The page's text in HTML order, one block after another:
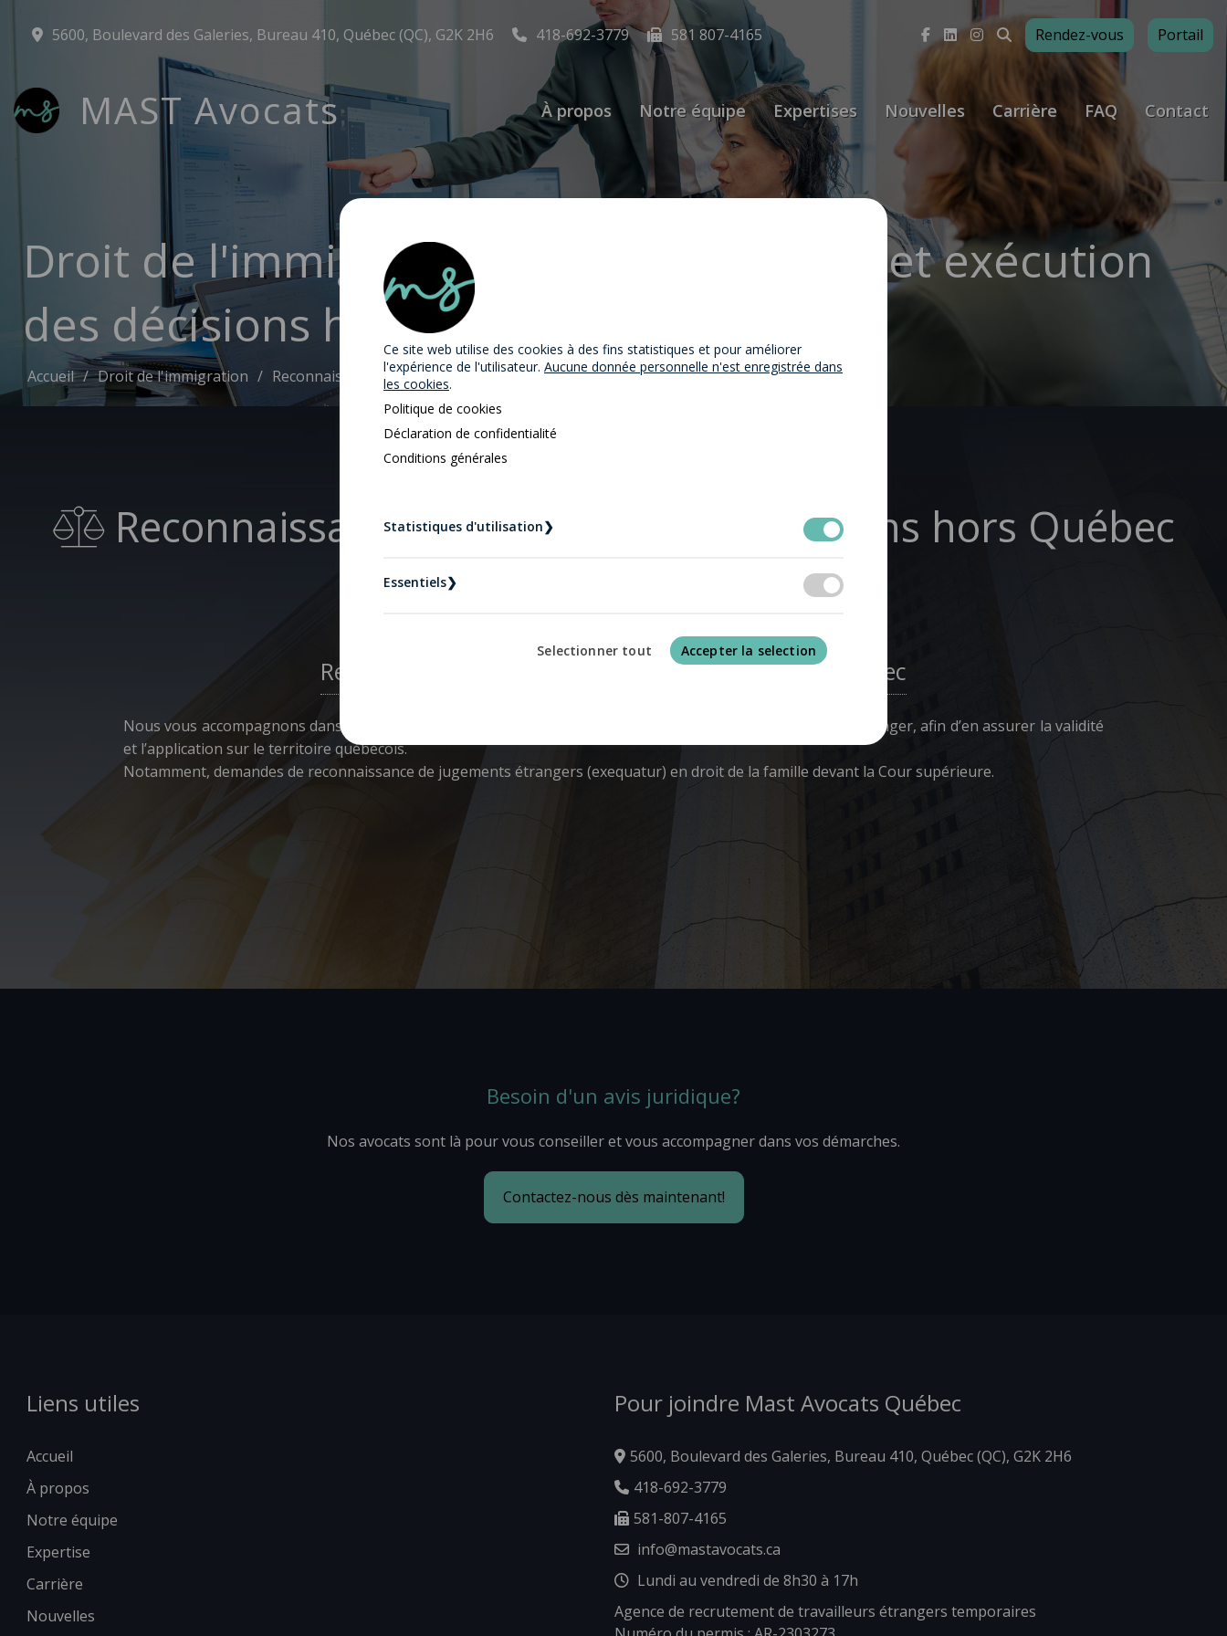
5600, Boulevard des Galeries, Bureau 410, Québec (QC), G2K 2H6 418-692-3779 581 807-4165 Rendez-vous Portail
MAST Avocats À propos Notre équipe Expertises Nouvelles Carrière FAQ Contact
Droit de l'immigration | Reconnaissance et exécution
des décisions hors Québec
Accueil Droit de l'immigration Reconnaissance et exécution des décisions hors Québec
Reconnaissance et exécution des décisions hors Québec
Reconnaissance et exécution des décisions hors Québec
Nous vous accompagnons dans la reconnaissance et l’exécution de jugements rendus hors Québec ou à l’étranger, afin d’en assurer la validité
et l’application sur le territoire québécois.
Notamment, demandes de reconnaissance de jugements étrangers (exequatur) en droit de la famille devant la Cour supérieure.
Besoin d'un avis juridique?
Nos avocats sont là pour vous conseiller et vous accompagner dans vos démarches.
Contactez-nous dès maintenant!
Liens utiles
Accueil
À propos
Notre équipe
Expertise
Carrière
Nouvelles
Pour joindre Mast Avocats Québec
5600, Boulevard des Galeries, Bureau 410, Québec (QC), G2K 2H6
418-692-3779
581-807-4165
info@mastavocats.ca
Lundi au vendredi de 8h30 à 17h
Agence de recrutement de travailleurs étrangers temporaires
Ce site web utilise des cookies à des fins statistiques et pour améliorer
l'expérience de l'utilisateur. Aucune donnée personnelle n'est enregistrée dans
les cookies.
Politique de cookies
Déclaration de confidentialité
Conditions générales
Statistiques d'utilisation❯
Essentiels❯
Selectionner tout Accepter la selection